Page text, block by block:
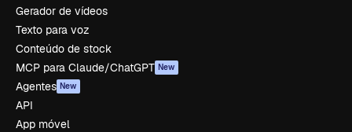
Gerador de vídeos
Texto para voz
Conteúdo de stock
MCP para Claude/ChatGPT New
Agentes New
API
App móvel